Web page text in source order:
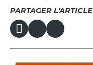
PARTAGER L'ARTICLE